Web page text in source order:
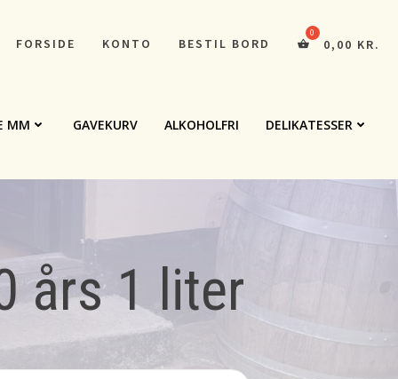
FORSIDE KONTO BESTIL BORD 0,00 KR.
MM GAVEKURV ALKOHOLFRI DELIKATESSER
års 1 liter